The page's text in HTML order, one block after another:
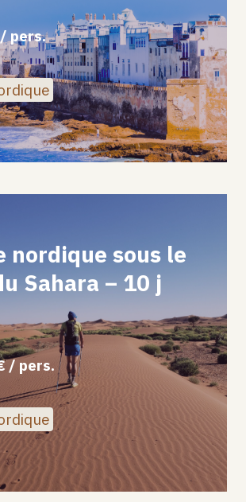
pers.
nordique sous le
Sahara – 10 j
/ pers.